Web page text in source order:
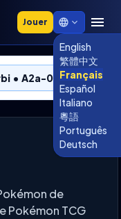
Jouer
English
繁體中文
Français
Español
Italiano
粵語
Português
Deutsch
• A2a-078
de
Pokémon TCG